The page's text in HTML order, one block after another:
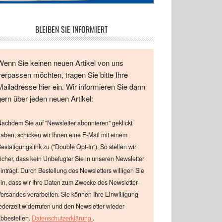
BLEIBEN SIE INFORMIERT
Sie keinen neuen Artikel von uns
möchten, tragen Sie bitte Ihre
hier ein. Wir informieren Sie dann
über jeden neuen Artikel:
Sie auf "Newsletter abonnieren" geklickt
schicken wir Ihnen eine E-Mail mit einem
zu ("Double Opt-In"). So stellen wir
dass kein Unbefugter Sie in unseren Newsletter
Durch Bestellung des Newsletters willigen Sie
dass wir Ihre Daten zum Zwecke des Newsletter-
verarbeiten. Sie können Ihre Einwilligung
widerrufen und den Newsletter wieder
Datenschutzerklärung .